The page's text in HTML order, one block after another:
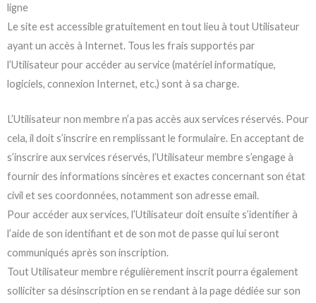
ligne
Le site est accessible gratuitement en tout lieu à tout Utilisateur
ayant un accès à Internet. Tous les frais supportés par
l’Utilisateur pour accéder au service (matériel informatique,
logiciels, connexion Internet, etc.) sont à sa charge.
L’Utilisateur non membre n’a pas accès aux services réservés. Pour
cela, il doit s’inscrire en remplissant le formulaire. En acceptant de
s’inscrire aux services réservés, l’Utilisateur membre s’engage à
fournir des informations sincères et exactes concernant son état
civil et ses coordonnées, notamment son adresse email.
Pour accéder aux services, l’Utilisateur doit ensuite s’identifier à
l’aide de son identifiant et de son mot de passe qui lui seront
communiqués après son inscription.
Tout Utilisateur membre régulièrement inscrit pourra également
solliciter sa désinscription en se rendant à la page dédiée sur son